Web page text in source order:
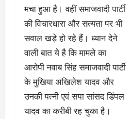
मचा हुआ है। वहीं समाजवादी पार्टी
की विचारधारा और सत्यता पर भी
सवाल खड़े हो रहे हैं। ध्यान देने
वाली बात ये है कि मामले का
आरोपी नवाब सिंह समाजवादी पार्टी
के मुखिया अखिलेश यादव और
उनकी पत्नी एवं सपा सांसद डिंपल
यादव का करीबी रह चुका है।